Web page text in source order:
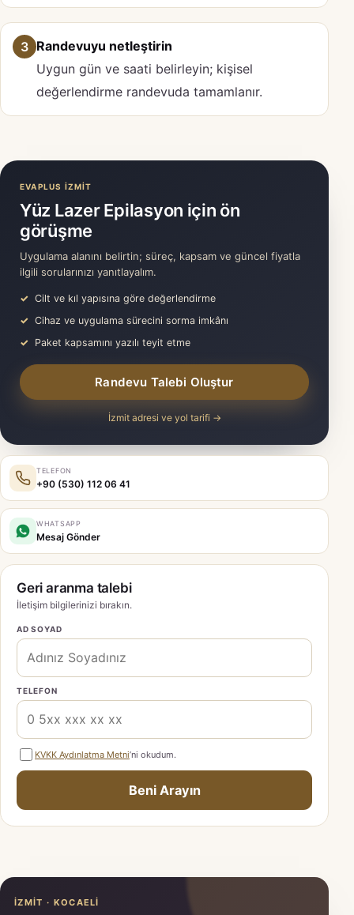
3 Randevuyu netleştirin
Uygun gün ve saati belirleyin; kişisel
değerlendirme randevuda tamamlanır.
EVAPLUS İZMİT
Yüz Lazer Epilasyon için ön
görüşme
Uygulama alanını belirtin; süreç, kapsam ve güncel fiyatla
ilgili sorularınızı yanıtlayalım.
Cilt ve kıl yapısına göre değerlendirme
Cihaz ve uygulama sürecini sorma imkânı
Paket kapsamını yazılı teyit etme
Randevu Talebi Oluştur
İzmit adresi ve yol tarifi →
TELEFON
+90 (530) 112 06 41
WHATSAPP
Mesaj Gönder
Geri aranma talebi
İletişim bilgilerinizi bırakın.
AD SOYAD
TELEFON
KVKK Aydınlatma Metni’ni okudum.
Beni Arayın
İZMIT · KOCAELI